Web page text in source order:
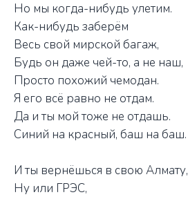
Но мы когда-нибудь улетим.
Как-нибудь заберём
Весь свой мирской багаж,
Будь он даже чей-то, а не наш,
Просто похожий чемодан.
Я его всё равно не отдам.
Да и ты мой тоже не отдашь.
Синий на красный, баш на баш.
И ты вернёшься в свою Алмату,
Ну или ГРЭС,